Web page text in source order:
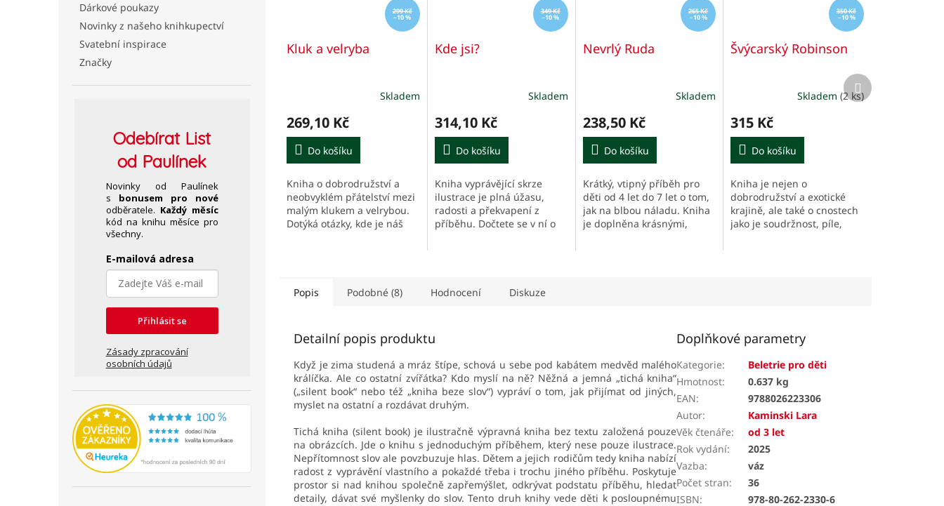
Dárkové poukazy
Novinky z našeho knihkupectví
Svatební inspirace
Značky
OdebíratList
od Paulínek
Novinky od Paulínek
s bonusem pro nové
odběratele. Každý měsíc
kód na knihu měsíce pro
všechny.
E-mailová adresa
Přihlásit se
Zásady zpracování
osobních údajů
299 Kč
–10 %
Kluk a velryba
Skladem
269,10 Kč
Do košíku
Kniha o dobrodružství a
neobvyklém přátelství mezi
malým klukem a velrybou.
Dotýká otázky, kde je náš
349 Kč
–10 %
Kde jsi?
produktu
je
5,0
z
5
hvězdiček.
Skladem
314,10 Kč
Do košíku
Kniha vyprávějící skrze
ilustrace je plná úžasu,
radosti a překvapení z
příběhu. Dočtete se v ní o
265 Kč
–10 %
Nevrlý Ruda
Skladem
238,50 Kč
Do košíku
Krátký, vtipný příběh pro
děti od 4 let do 7 let o tom,
jak na blbou náladu. Kniha
je doplněna krásnými,
350 Kč
–10 %
Švýcarský Robinson
Skladem (2 ks)
315 Kč
Do košíku
Kniha je nejen o
dobrodružství a exotické
krajině, ale také o cnostech
jako je soudržnost, píle,
Další
produkt
Popis Podobné (8) Hodnocení Diskuze
Detailní popis produktu
Když je zima studená a mráz štípe, schová u sebe pod kabátem medvěd malého
králíčka. Ale co ostatní zvířátka? Kdo myslí na ně? Něžná a jemná „tichá kniha“
(„silent book“ nebo též „kniha beze slov“) vypráví o tom, jak přijímat od jiných,
myslet na ostatní a rozdávat druhým.
Tichá kniha (silent book) je ilustračně výpravná kniha bez textu založená pouze
na obrázcích. Jde o knihu s jednoduchým příběhem, který nese pouze ilustrace.
Nepřítomnost slov ale povzbuzuje hlas. Dětem a jejich rodičům tedy kniha nabízí
radost z vyprávění vlastního a pokaždé třeba i trochu jiného příběhu. Poskytuje
prostor si nad knihou společně zapřemýšlet, odkrývat podstatu příběhu, hledat
detaily, dávat své myšlenky do slov. Tento druh knihy vede děti k posloupnému
Doplňkové parametry
Kategorie:
Beletrie pro děti
Hmotnost:
0.637 kg
EAN:
9788026223306
Autor:
Kaminski Lara
Věk čtenáře:
od 3 let
Rok vydání:
2025
Vazba:
váz
Počet stran:
36
ISBN:
978-80-262-2330-6